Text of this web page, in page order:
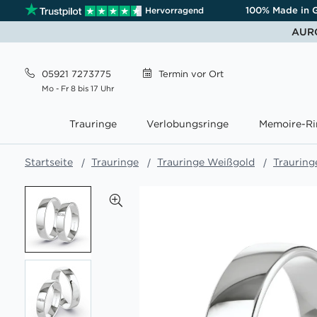
Hervorragend 100% Made in
05921 7273775
Mo - Fr 8 bis 17 Uhr
Termin vor Ort
Trauringe Verlobungsringe Memoire-
Startseite Trauringe Trauringe Weißgold
Ende
der
Bildgalerie
springen